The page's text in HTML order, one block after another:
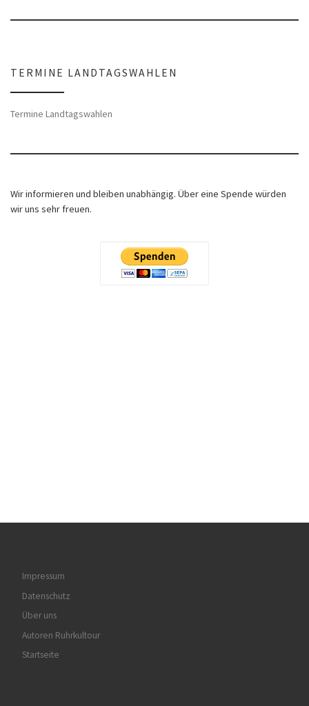
TERMINE LANDTAGSWAHLEN
Termine Landtagswahlen
Wir informieren und bleiben unabhängig. Über eine Spende würden
wir uns sehr freuen.
Impressum
Datenschutz
Über uns
Autoren Ruhrkultour
Startseite